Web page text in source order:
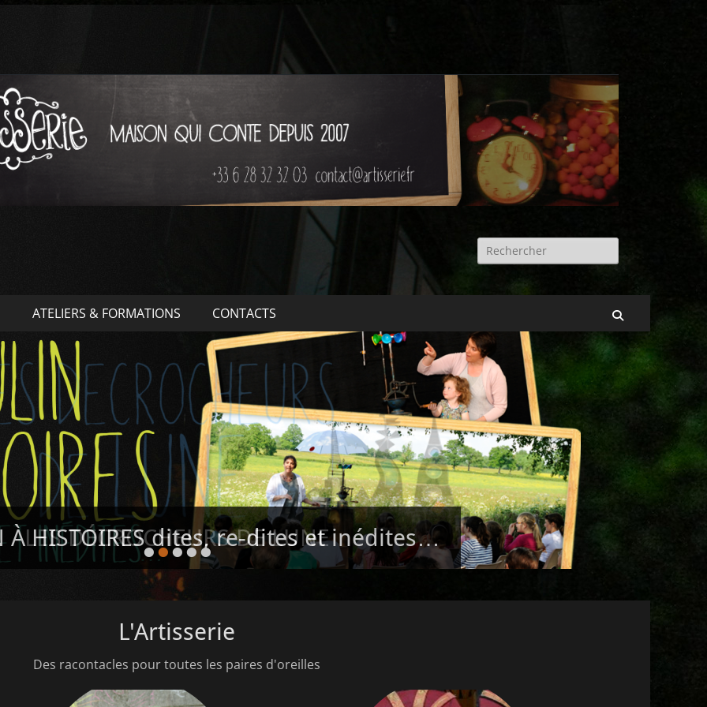
Rechercher :
ATELIERS & FORMATIONS CONTACTS
•••••
À HISTOIRES dites, re-dites et inédites…
L'Artisserie
Des racontacles pour toutes les paires d'oreilles